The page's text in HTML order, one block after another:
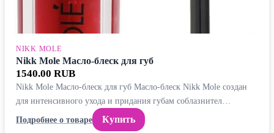
NIKK MOLE
Nikk Mole Масло-блеск для губ
1540.00 RUB
Nikk Mole Масло-блеск для губ Масло-блеск Nikk Mole создан
для интенсивного ухода и придания губам соблазнител…
Подробнее о товаре
Купить